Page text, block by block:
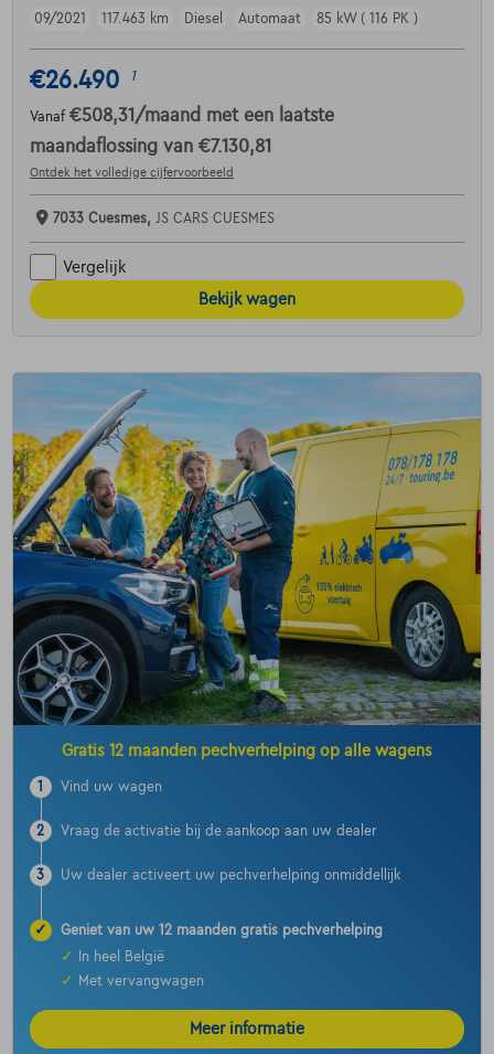
09/2021
117.463 km Diesel Automaat 85 kW ( 116 PK )
€26.490 1
Vanaf €508,31 /maand met een laatste
maandaflossing van €7.130,81
Ontdek het volledige cijfervoorbeeld
7033 Cuesmes, JS CARS CUESMES
Vergelijk
Bekijk wagen
Gratis 12 maanden pechverhelping op alle wagens
1 Vind uw wagen
2 Vraag de activatie bij de aankoop aan uw dealer
3 Uw dealer activeert uw pechverhelping onmiddellijk
✓
Geniet van uw 12 maanden gratis pechverhelping
✓
In heel België
✓
Met vervangwagen
Meer informatie